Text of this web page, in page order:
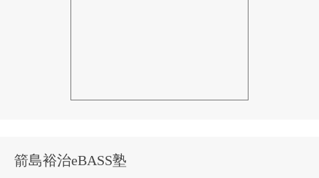
箭島裕治eBASS塾